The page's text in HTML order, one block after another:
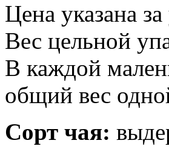
Цена указана
Вес цельной
В каждой
общий вес
Сорт чая: